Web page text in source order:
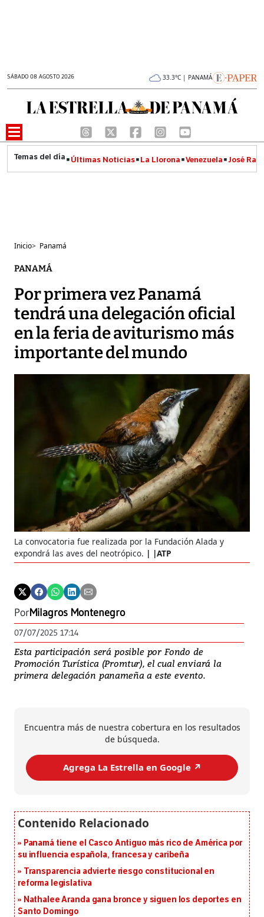
SÁBADO 08 AGOSTO 2026 33.3°C | PANAMÁ
Últimas Noticias La Llorona Venezuela José
Inicio> Panamá
PANAMÁ
Por primera vez Panamá
tendrá una delegación oficial
en la feria de aviturismo más
importante del mundo
La convocatoria fue realizada por la Fundación Alada y
expondrá las aves del neotrópico.
|ATP
PorMilagros Montenegro
07/07/2025 17:14
Esta participación será posible por Fondo de
Promoción Turística (Promtur), el cual enviará la
primera delegación panameña a este evento.
Encuentra más de nuestra cobertura en los resultados
de búsqueda.
Agrega La Estrella en Google ↗️
Panamá tiene el Casco Antiguo más rico de América por
su influencia española, francesa y caribeña
Transparencia advierte riesgo constitucional en
reforma legislativa
Nathalee Aranda gana bronce y siguen los deportes en
Santo Domingo